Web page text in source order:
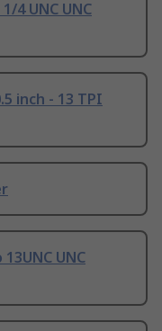
4 UNC UNC
inch - 13 TPI
UNC